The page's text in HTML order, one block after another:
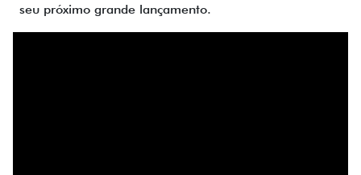
seu próximo grande lançamento.